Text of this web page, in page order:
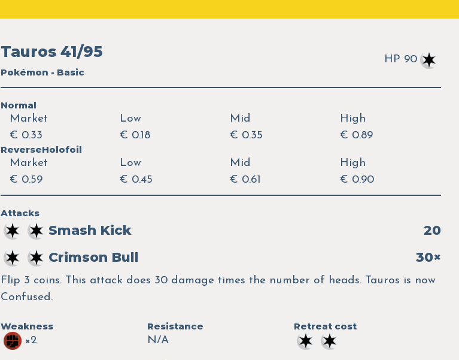
Tauros 41/95
Pokémon - Basic
HP 90
Normal
Market
€ 0.33
Low
€ 0.18
Mid
€ 0.35
High
€ 0.89
ReverseHolofoil
Market
€ 0.59
Low
€ 0.45
Mid
€ 0.61
High
€ 0.90
Attacks
Smash Kick
20
Crimson Bull
30×
Flip 3 coins. This attack does 30 damage times the number of heads. Tauros is now
Confused.
Weakness
×2
Resistance
N/A
Retreat cost